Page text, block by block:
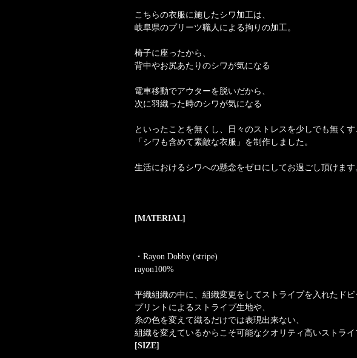
こちらの衣服に施したシワ加工は、
岐阜県のプリーツ職人による拘りの加工。
椅子に座ったから、
背中やお尻あたりのシワが気になる
電車移動でアウターを脱いだから、
次に羽織った時のシワが気になる
といったことを無くし、日々のストレスを少しでも無くす
「シワも含めて素敵な衣服」を制作しました。
生活におけるシワへの懸念をゼロにしてお過ごし頂けます
[MATERIAL]
・Rayon Dobby (stripe)
rayon100%
平織組織の中に、組織変更をしてストライプを入れたドビ
プリントによるストライプ生地や、
糸の色を変えて織るだけでは表現出来ない、
組織を変えているからこそ可能なクオリティ高いストライ
[SIZE]